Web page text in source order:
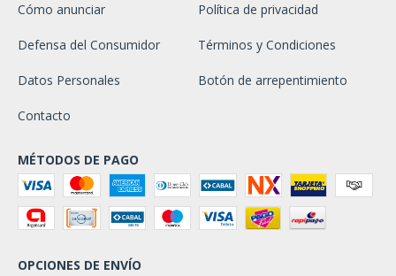
Cómo anunciar Política de privacidad
Defensa del Consumidor Términos y Condiciones
Datos Personales Botón de arrepentimiento
Contacto
MÉTODOS DE PAGO
OPCIONES DE ENVÍO